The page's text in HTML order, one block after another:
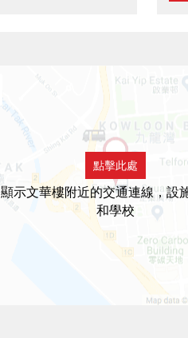
點擊此處
顯示文華樓附近的交通連線，設
和學校